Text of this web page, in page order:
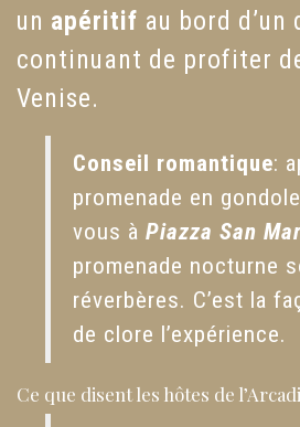
un apéritif au bord d’un
continuant de profiter
Venise.
Conseil romantique:
promenade en
vous àPiazza San
promenade nocturne
réverbères. C’est la
de clore l’expérience.
Ce que disent les hôtes de